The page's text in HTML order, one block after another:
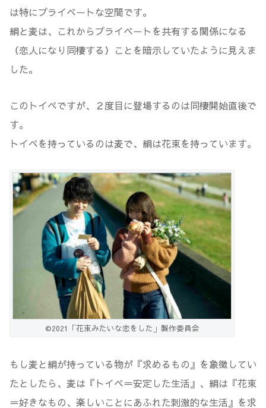
は特にプライベートな空間です。
絹と麦は、これからプライベートを共有する関係になる
（恋人になり同棲する）ことを暗示していたように見えま
した。
このトイペですが、２度目に登場するのは同棲開始直後で
す。
トイペを持っているのは麦で、絹は花束を持っています。
©2021「花束みたいな恋をした」製作委員会
もし麦と絹が持っている物が『求めるもの』を象徴してい
たとしたら、麦は『トイペ＝安定した生活』、絹は『花束
＝好きなもの、楽しいことにあふれた刺激的な生活』を求